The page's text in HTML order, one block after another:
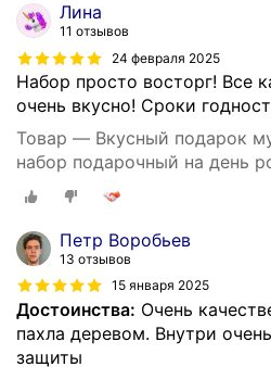
Лина
11 отзывов
24 февраля 2025
Набор просто восторг! Все
очень вкусно! Сроки
Товар — Вкусный подарок
набор подарочный на день
Петр Воробьев
13 отзывов
15 января 2025
Достоинства: Очень
пахла деревом. Внутри
защиты